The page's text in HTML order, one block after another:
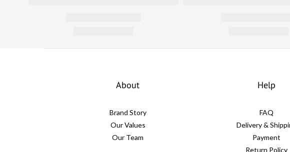
About
Brand Story
Our Values
Our Team
Help
FAQ
Delivery &
Payment
Return Policy